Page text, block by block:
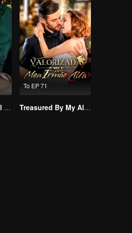
Master Go’s Sinful Secret Wife(Korean Ver.)
To EP 71
Treasured By My Alpha Brother